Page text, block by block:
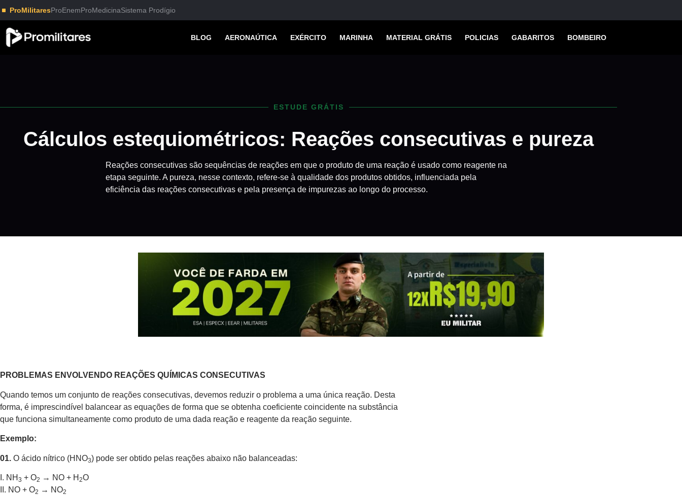
ProMilitaresProEnemProMedicinaSistema Prodígio
BLOG AERONAÚTICA EXÉRCITO MARINHA MATERIAL GRÁTIS POLICIAS GABARITOS BOMBEIRO
ESTUDE GRÁTIS
Cálculos estequiométricos: Reações consecutivas e pureza
Reações consecutivas são sequências de reações em que o produto de uma reação é usado como reagente na
etapa seguinte. A pureza, nesse contexto, refere-se à qualidade dos produtos obtidos, influenciada pela
eficiência das reações consecutivas e pela presença de impurezas ao longo do processo.
PROBLEMAS ENVOLVENDO REAÇÕES QUÍMICAS CONSECUTIVAS
Quando temos um conjunto de reações consecutivas, devemos reduzir o problema a uma única reação. Desta
forma, é imprescindível balancear as equações de forma que se obtenha coeficiente coincidente na substância
que funciona simultaneamente como produto de uma dada reação e reagente da reação seguinte.
Exemplo:
01. O ácido nítrico (HNO3) pode ser obtido pelas reações abaixo não balanceadas:
I. NH 3 + O2 → NO + H 2O
II. NO + O2 → NO2